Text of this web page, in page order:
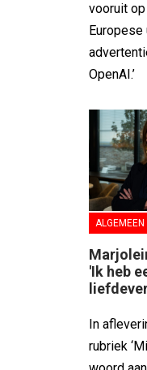
vooruit
Europese
OpenAI.’
ALGEMEEN
'Ik heb
In
rubriek